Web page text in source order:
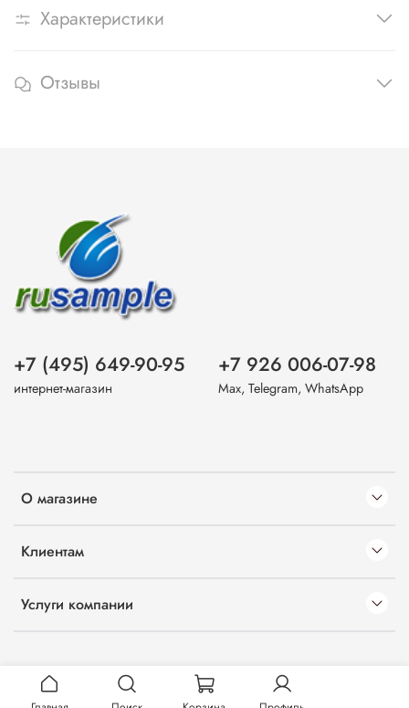
Характеристики
Отзывы
О магазине
Клиентам
Услуги компании
+7 (495) 649-90-95
интернет-магазин
+7 926 006-07-98
Max, Telegram, WhatsApp